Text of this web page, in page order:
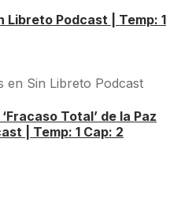
Libreto Podcast | Temp: 1
Total’ de la Paz
| Temp: 1 Cap: 2